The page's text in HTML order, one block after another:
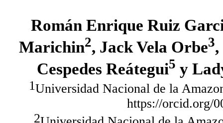
Román Enrique Ruiz
Marichin2, Jack Vela Orbe3
Cespedes Reátegui5 y
1Universidad Nacional de la
https://orcid.org/
2